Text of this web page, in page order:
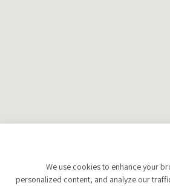
We use cookies to enhance your
personalized content, and analyze our